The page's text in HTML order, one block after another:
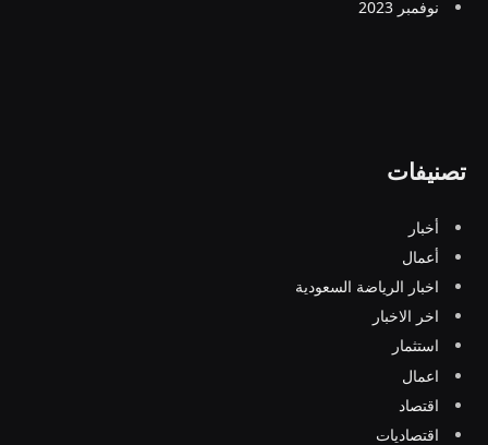
نوفمبر 2023
تصنيفات
أخبار
أعمال
اخبار الرياضة السعودية
اخر الاخبار
استثمار
اعمال
اقتصاد
اقتصاديات